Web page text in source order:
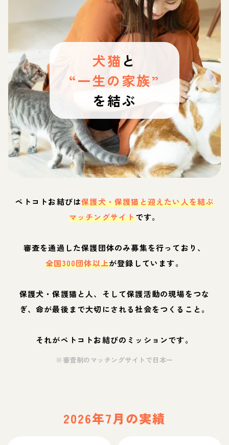
犬猫 と
“一生の家族”
を結ぶ
ペトコトお結びは保護犬・保護猫と迎えたい人を結ぶ
マッチングサイトです。
審査を通過した保護団体のみ募集を行っており、
全国300団体以上が登録しています。
保護犬・保護猫と人、そして保護活動の現場をつな
ぎ、命が最後まで大切にされる社会をつくること。
それがペトコトお結びのミッションです。
※審査制のマッチングサイトで日本一
2026年7月の実績